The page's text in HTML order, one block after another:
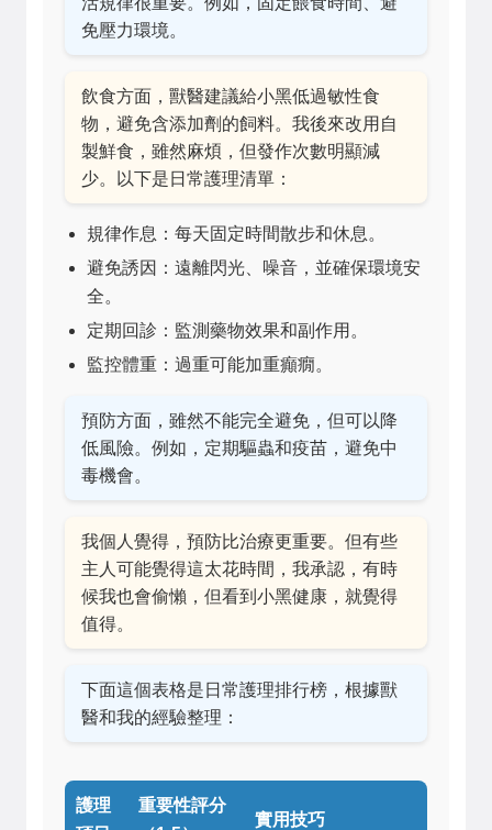
免壓力環境。
飲食方面，獸醫建議給小黑低過敏性食
物，避免含添加劑的飼料。我後來改用自
製鮮食，雖然麻煩，但發作次數明顯減
少。以下是日常護理清單：
規律作息：每天固定時間散步和休息。
避免誘因：遠離閃光、噪音，並確保環境安
全。
定期回診：監測藥物效果和副作用。
監控體重：過重可能加重癲癇。
預防方面，雖然不能完全避免，但可以降
低風險。例如，定期驅蟲和疫苗，避免中
毒機會。
我個人覺得，預防比治療更重要。但有些
主人可能覺得這太花時間，我承認，有時
候我也會偷懶，但看到小黑健康，就覺得
值得。
下面這個表格是日常護理排行榜，根據獸
醫和我的經驗整理：
護理
重要性評分
實用技巧